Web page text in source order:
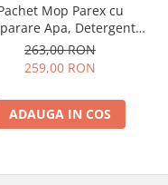
Mop Parex cu
Apa, Detergent
Pardoseli, Odorizant
si Sapun Spuma
263,00 RON
259,00 RON
ADAUGA IN COS